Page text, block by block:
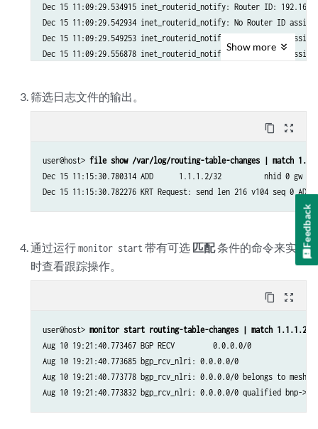
Dec 15 11:09:29.534915 inet_routerid_notify: Router ID:
Dec 15 11:09:29.542934 inet_routerid_notify: No Router ID
Dec 15 11:09:29.549253 inet_routerid_notify: No Router ID
Dec 15 11:09:29.556878 inet_routerid_notify: No Router ID
Dec 15 11:09:29.589920 task_reconfigure reinitializing done
Show more
筛选日志文件的输出。
content_copy zoom_out_map
user@host> file show /var/log/routing-table-changes | match
Dec 15 11:15:30.780314 ADD      1.1.1.2/32          nhid 0
Dec 15 11:15:30.782276 KRT Request: send len 216 v104 seq 0
通过运行monitor start带有可选 匹配条件的命令来实
时查看跟踪操作。
content_copy zoom_out_map
user@host> monitor start routing-table-changes | match 1.1.1.2
Aug 10 19:21:40.773467 BGP RECV         0.0.0.0/0
Aug 10 19:21:40.773685 bgp_rcv_nlri: 0.0.0.0/0
Aug 10 19:21:40.773778 bgp_rcv_nlri: 0.0.0.0/0 belongs to
Aug 10 19:21:40.773832 bgp_rcv_nlri: 0.0.0.0/0 qualified bnp-
Feedback